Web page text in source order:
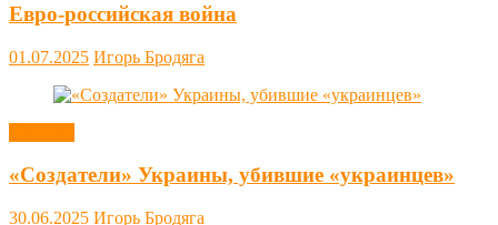
Евро-российская война
01.07.2025 Игорь Бродяга
«Создатели» Украины, убившие «украинцев»
30.06.2025 Игорь Бродяга